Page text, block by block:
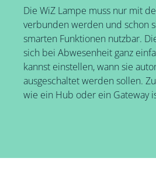
Die WiZ Lampe muss nur mit
verbunden werden und schon
smarten Funktionen nutzbar.
sich bei Abwesenheit ganz
kannst einstellen, wann sie
ausgeschaltet werden sollen.
wie ein Hub oder ein Gateway